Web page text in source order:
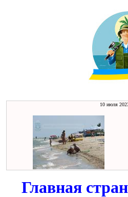
10 июля
Главная